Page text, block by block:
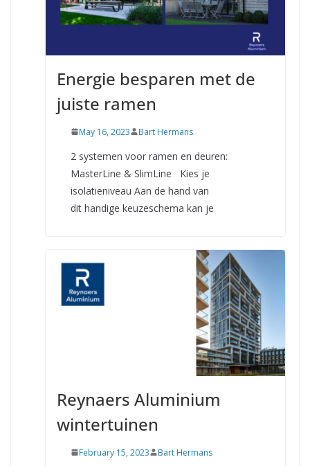
Energie besparen met de
juiste ramen
May 16, 2023 Bart Hermans
2 systemen voor ramen en deuren:
MasterLine & SlimLine Kies je
isolatieniveau Aan de hand van
dit handige keuzeschema kan je
Reynaers Aluminium
wintertuinen
February 15, 2023 Bart Hermans